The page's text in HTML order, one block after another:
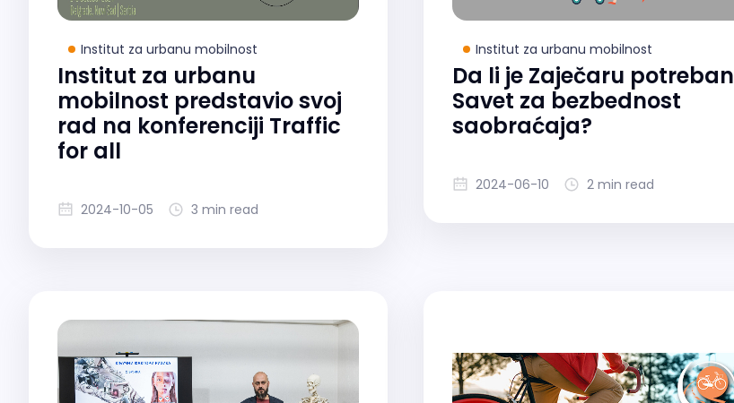
Institut za urbanu mobilnost
Institut za urbanu
mobilnost predstavio svoj
rad na konferenciji Traffic
for all
2024-10-05 3 min read
Institut za urbanu mobilnost
Da li je Zaječaru potreban
Savet za bezbednost
saobraćaja?
2024-06-10 2 min read